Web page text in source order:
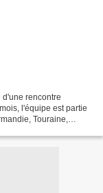
d'une rencontre
l'équipe est partie
Touraine,